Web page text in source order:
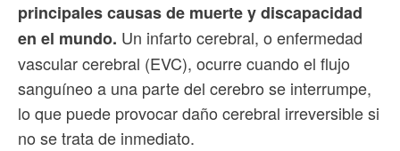
principales causas de muerte y discapacidad
en el mundo. Un infarto cerebral, o enfermedad
vascular cerebral (EVC), ocurre cuando el flujo
sanguíneo a una parte del cerebro se interrumpe,
lo que puede provocar daño cerebral irreversible si
no se trata de inmediato.